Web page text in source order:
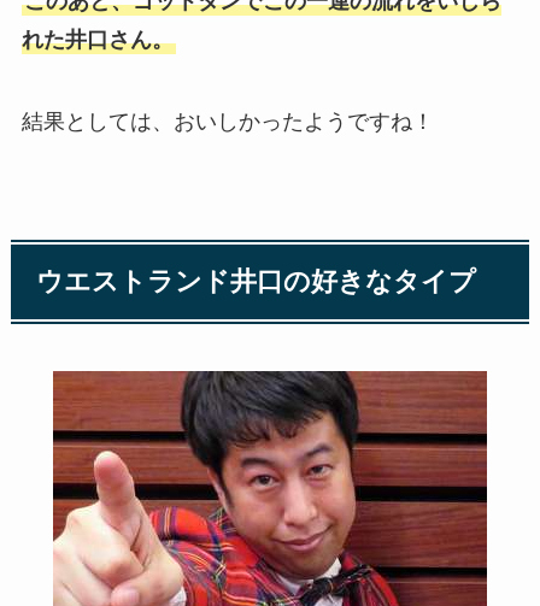
れた井口さん。
結果としては、おいしかったようですね！
ウエストランド井口の好きなタイプ